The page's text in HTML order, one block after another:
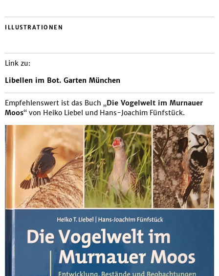
ILLUSTRATIONEN
Link zu:
Libellen im Bot. Garten München
Empfehlenswert ist das Buch „Die Vogelwelt im Murnauer
Moos“ von Heiko Liebel und Hans-Joachim Fünfstück.